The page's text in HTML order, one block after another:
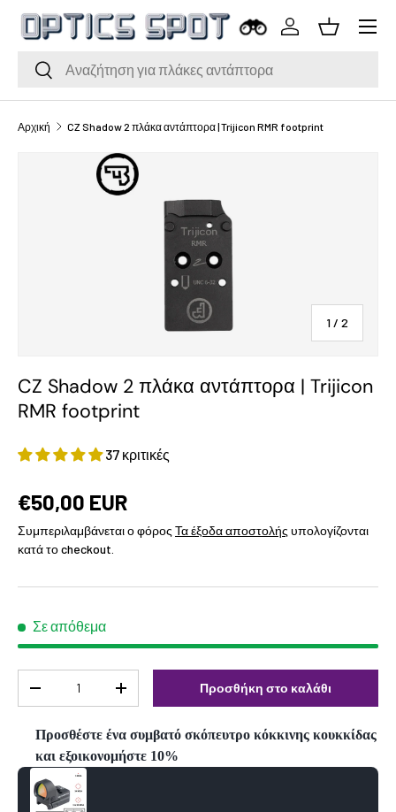
Μετάβαση στο περιεχόμενο
Αναζήτηση
Αναζήτηση
ΣύνδεσηΚαλάθι
Μενού
Αρχική CZ Shadow 2 πλάκα αντάπτορα | Trijicon RMR footprint
1/ του
2
CZ Shadow 2 πλάκα αντάπτορα | Trijicon
RMR footprint
37 κριτικές
€50,00 EUR
Συμπεριλαμβάνεται ο φόρος Τα έξοδα αποστολής υπολογίζονται
κατά το checkout.
Σε απόθεμα
-
+ Προσθήκη στο καλάθι
Προσθέστε ένα συμβατό σκόπευτρο κόκκινης κουκκίδας
και εξοικονομήστε 10%
Use the Previous and Next buttons to navigate through product